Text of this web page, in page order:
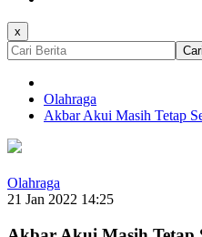
x
Cari
Olahraga
Akbar Akui Masih Tetap
Olahraga
21 Jan 2022 14:25